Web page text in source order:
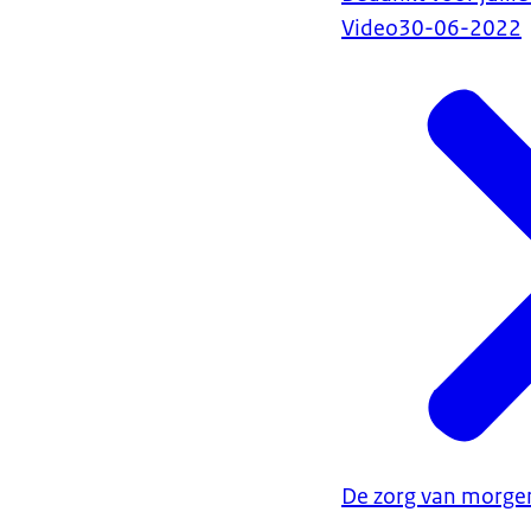
2) Bij
3) Patiënten
een
arts om dan
een bed vast.
4) Kritischer
geleden.
gebroken
niet weten/
kans groot is
5) Teveel
eigen
Video30-06-2022
De zorg van